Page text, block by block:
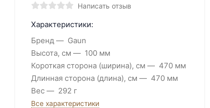
Написать отзыв
Характеристики:
Бренд
Gaun
Высота, см
100 мм
Короткая сторона (ширина), см
470 мм
Длинная сторона (длина), см
470 мм
Вес
292 г
Все характеристики